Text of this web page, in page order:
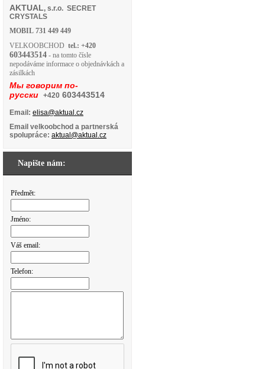
AKTUAL, s.r.o. SECRET
CRYSTALS
MOBIL 731 449 449
VELKOOBCHOD tel.: +420
603443514 - na tomto čísle
nepodáváme informace o objednávkách a
zásilkách
Мы говорим по-
русски +420 603443514
Email: elisa@aktual.cz
Email velkoobchod a partnerská
spolupráce: aktual@aktual.cz
Napište nám:
Předmět:
Jméno:
Váš email:
Telefon: